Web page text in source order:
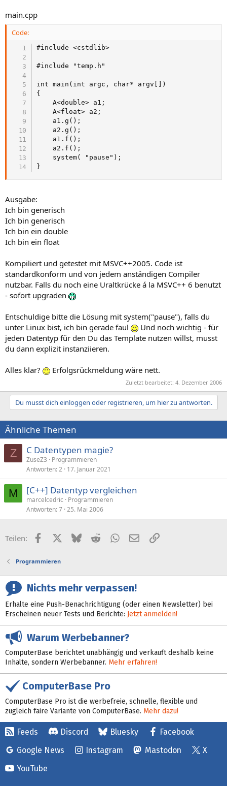
main.cpp
Code:
#include <cstdlib>
#include "temp.h"
int main(int argc, char* argv[])
{
	A<double> a1;
	A<float> a2;
}
Ausgabe:
Ich bin generisch
Ich bin generisch
Ich bin ein double
Ich bin ein float
Kompiliert und getestet mit MSVC++2005. Code ist
standardkonform und von jedem anständigen Compiler
nutzbar. Falls du noch eine Uraltkrücke á la MSVC++ 6 benutzt
- sofort upgraden
Entschuldige bitte die Lösung mit system("pause"), falls du
unter Linux bist, ich bin gerade faul
Und noch wichtig - für
jeden Datentyp für den Du das Template nutzen willst, musst
du dann explizit instanziieren.
Alles klar? Erfolgsrückmeldung wäre nett.
Zuletzt bearbeitet: 4. Dezember 2006
Du musst dich einloggen oder registrieren, um hier zu antworten.
Ähnliche Themen
Z C Datentypen magie?
ZuseZ3
Programmieren
Antworten 2 17. Januar 2021
M [C++] Datentyp vergleichen
marcelcedric
Programmieren
Antworten 7 25. Mai 2006
Teilen: FacebookX (Twitter)
BlueskyRedditWhatsApp
E-MailLink
Programmieren
Nichts mehr verpassen!
Erhalte eine Push-Benachrichtigung (oder einen Newsletter) bei
Erscheinen neuer Tests und Berichte: Jetzt anmelden!
Warum Werbebanner?
ComputerBase berichtet unabhängig und verkauft deshalb keine
Inhalte, sondern Werbebanner. Mehr erfahren!
ComputerBase Pro
ComputerBase Pro ist die werbefreie, schnelle, flexible und
zugleich faire Variante von ComputerBase. Mehr dazu!
Feeds Discord Bluesky
Facebook
Google News
Instagram Mastodon
X
YouTube